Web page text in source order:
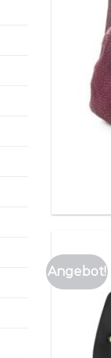
Angebot!